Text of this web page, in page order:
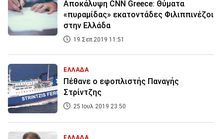
Αποκάλυψη CNN Greece: Θύματα
«πυραμίδας» εκατοντάδες Φιλιππινέζοι
στην Ελλάδα
19 Σεπ 2019 11:51
ΕΛΛΑΔΑ
Πέθανε ο εφοπλιστής Παναγής
Στρίντζης
25 Ιουλ 2019 23:50
ΕΛΛΑΔΑ